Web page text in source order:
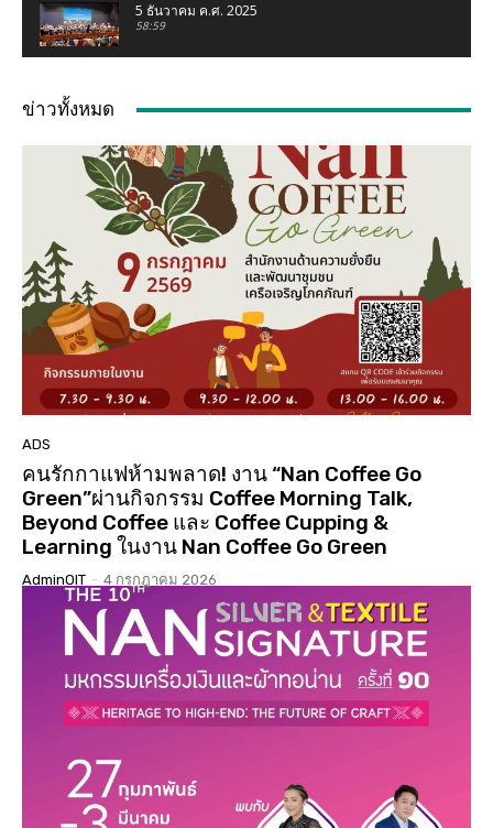
5 ธันวาคม ค.ศ. 2025
58:59
02:07:05
เชอรี่ ส่งกำลังใจน้ำท่วมเหนือ ห่วงคนที่บ้านเกิด
จ.น่าน #เชอรี่ #เชอรี่เข็มอัปสร #น้ำท่วมเหนือ #น่าน
04:11
มูลนิธิเพชรเกษมน่าน ทอดผ้าป่าสามัคคี ณ มูลนิธิ
เพชรเกษมน่าน (สำนักงานใหญ่ท่าวังผา) ปี 68
01:01:17
นมัสการสรงน้ำองค์พระบรมสารีริกธาตุ 3 แผ่นดิน ปี
2568 วัดเจดีย์ ต.ดู่ใต้ อ.เมือง จ.น่าน
02:07:34
ประกวดเทพีสงกรานต์คิมหันต์ฤดู น่านนครประจำปี
2568( จัดงาน 14 เมษายน 68 )( LGBTQ )
04:23:07
“#เสน่หา #มนตรา #น่านนครา #เมืองเก่ามีชีวิต”
ข่าวทั้งหมด
ADS
คนรักกาแฟห้ามพลาด! งาน “Nan Coffee Go
Green”ผ่านกิจกรรม Coffee Morning Talk,
Beyond Coffee และ Coffee Cupping &
Learning ในงาน Nan Coffee Go Green
AdminOIT - 4 กรกฎาคม 2026